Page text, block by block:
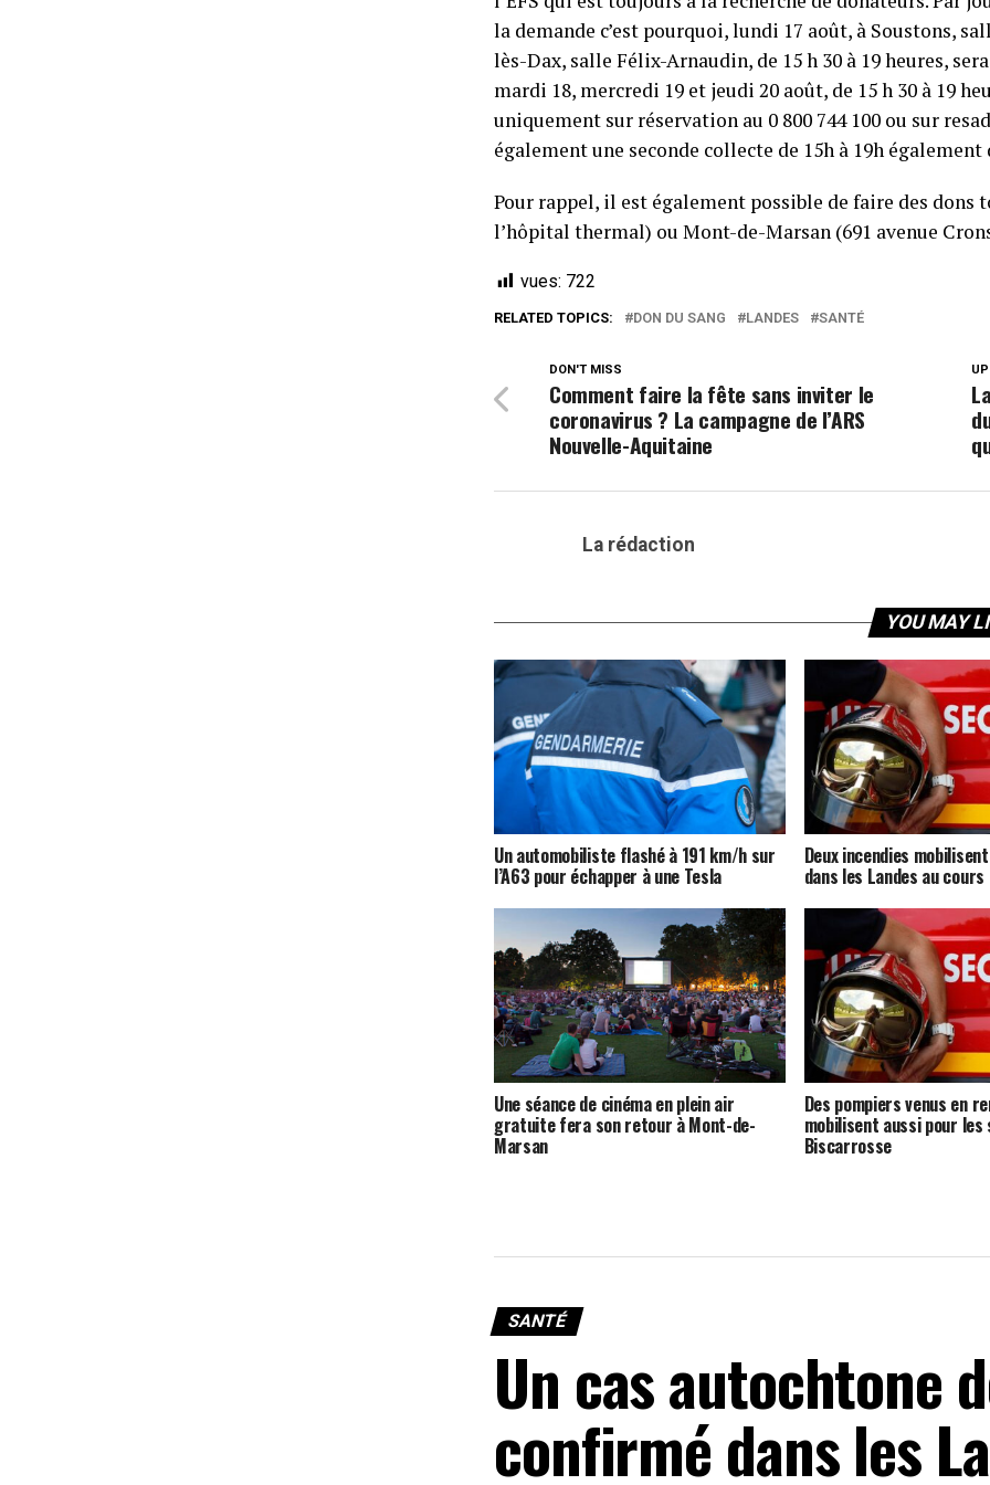
la demande c’est pourquoi, lundi 17 août, à Soustons,
lès-Dax, salle Félix-Arnaudin, de 15 h 30 à 19 heures,
mardi 18, mercredi 19 et jeudi 20 août, de 15 h 30 à 19
uniquement sur réservation au 0 800 744 100 ou sur
également une seconde collecte de 15h à 19h
Pour rappel, il est également possible de faire des dons
l’hôpital thermal) ou Mont-de-Marsan (691 avenue
vues: 722
RELATED TOPICS: DON DU SANG LANDES SANTÉ
DON'T MISS
Comment faire la fête sans inviter le
coronavirus ? La campagne de l’ARS
Nouvelle-Aquitaine
La rédaction
YOU MAY
Un automobiliste flashé à 191 km/h sur
l’A63 pour échapper à une Tesla
Deux incendies
dans les Landes au
Une séance de cinéma en plein air
gratuite fera son retour à Mont-de-
Marsan
Des pompiers venus en
mobilisent aussi pour
Biscarrosse
SANTÉ
Un cas autochtone
confirmé dans les